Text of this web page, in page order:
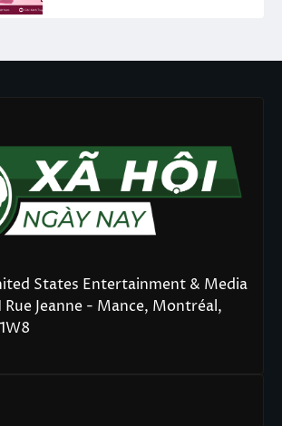
States Entertainment & Media
Rue Jeanne - Mance, Montréal,